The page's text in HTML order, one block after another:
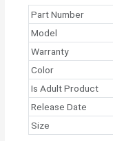
Part Number
Model
Warranty
Color
Is Adult Product
Release Date
Size